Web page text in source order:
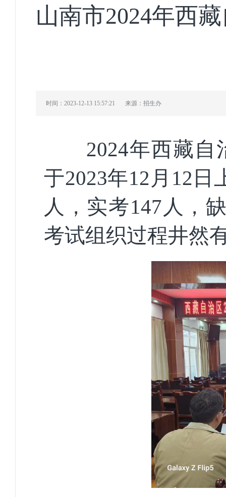
山南市2024年西
时间：2023-12-13 15:57:21 来源：招生办
2024年西藏自
于2023年12月12
人，实考147人，
考试组织过程井然